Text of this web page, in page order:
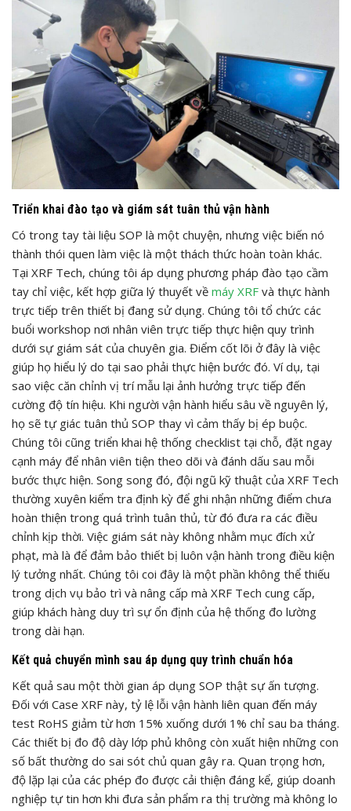
Triển khai đào tạo và giám sát tuân thủ vận hành
Có trong tay tài liệu SOP là một chuyện, nhưng việc biến nó
thành thói quen làm việc là một thách thức hoàn toàn khác.
Tại XRF Tech, chúng tôi áp dụng phương pháp đào tạo cầm
tay chỉ việc, kết hợp giữa lý thuyết về máy XRF và thực hành
trực tiếp trên thiết bị đang sử dụng. Chúng tôi tổ chức các
buổi workshop nơi nhân viên trực tiếp thực hiện quy trình
dưới sự giám sát của chuyên gia. Điểm cốt lõi ở đây là việc
giúp họ hiểu lý do tại sao phải thực hiện bước đó. Ví dụ, tại
sao việc căn chỉnh vị trí mẫu lại ảnh hưởng trực tiếp đến
cường độ tín hiệu. Khi người vận hành hiểu sâu về nguyên lý,
họ sẽ tự giác tuân thủ SOP thay vì cảm thấy bị ép buộc.
Chúng tôi cũng triển khai hệ thống checklist tại chỗ, đặt ngay
cạnh máy để nhân viên tiện theo dõi và đánh dấu sau mỗi
bước thực hiện. Song song đó, đội ngũ kỹ thuật của XRF Tech
thường xuyên kiểm tra định kỳ để ghi nhận những điểm chưa
hoàn thiện trong quá trình tuân thủ, từ đó đưa ra các điều
chỉnh kịp thời. Việc giám sát này không nhằm mục đích xử
phạt, mà là để đảm bảo thiết bị luôn vận hành trong điều kiện
lý tưởng nhất. Chúng tôi coi đây là một phần không thể thiếu
trong dịch vụ bảo trì và nâng cấp mà XRF Tech cung cấp,
giúp khách hàng duy trì sự ổn định của hệ thống đo lường
trong dài hạn.
Kết quả chuyển mình sau áp dụng quy trình chuẩn hóa
Kết quả sau một thời gian áp dụng SOP thật sự ấn tượng.
Đối với Case XRF này, tỷ lệ lỗi vận hành liên quan đến máy
test RoHS giảm từ hơn 15% xuống dưới 1% chỉ sau ba tháng.
Các thiết bị đo độ dày lớp phủ không còn xuất hiện những con
số bất thường do sai sót chủ quan gây ra. Quan trọng hơn,
độ lặp lại của các phép đo được cải thiện đáng kể, giúp doanh
nghiệp tự tin hơn khi đưa sản phẩm ra thị trường mà không lo